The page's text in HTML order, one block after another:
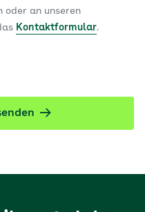
oder an unseren
Kontaktformular.